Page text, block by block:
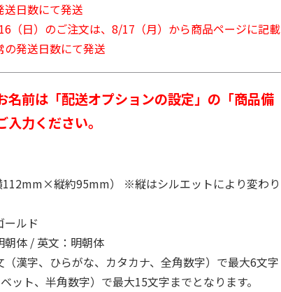
金の
…
)
4.5 （6）
1,760円
(送料別・税込)
3,839円
(送料別・税込)
4,400円
(送料別・税込)
送日数にて発送
（日）のご注文は、8/17（月）から商品ページに記載
の発送日数にて発送
前は「配送オプションの設定」の「商品備
力ください。
112mm×縦約95mm） ※縦はシルエットにより変わり
ールド
朝体 / 英文：明朝体
漢字、ひらがな、カタカナ、全角数字）で最大6文字
ット、半角数字）で最大15文字までとなります。